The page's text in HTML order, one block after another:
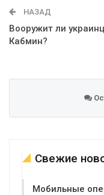
НАЗАД
Вооружит ли
Кабмин?
Свежие
Мобильные